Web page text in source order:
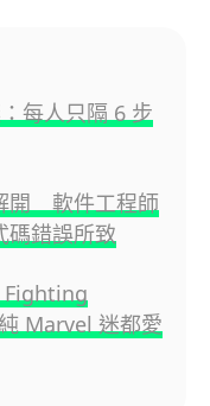
每人只隔 6 步
開 軟件工程師
錯誤所致
Fighting
Marvel 迷都愛